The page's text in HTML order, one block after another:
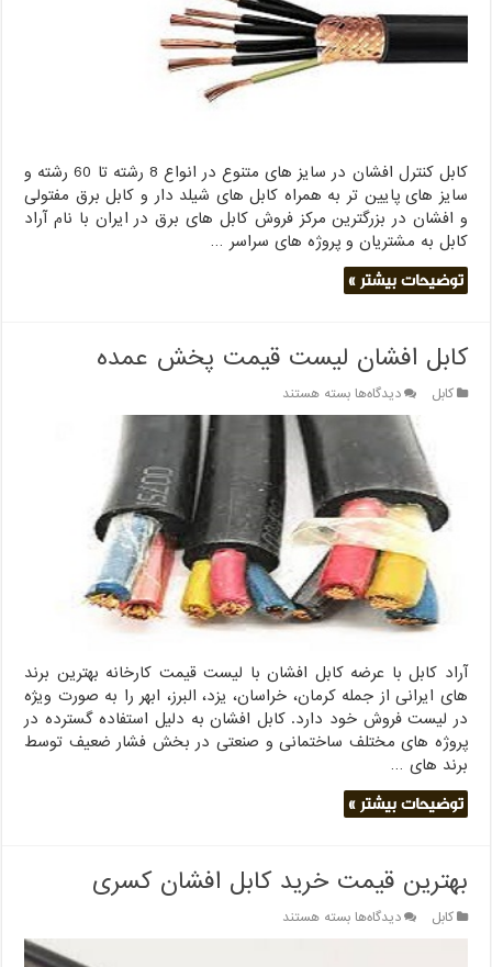
فاکتور
رسمی
کابل کنترل افشان در سایز های متنوع در انواع 8 رشته تا 60 رشته و
سایز های پایین تر به همراه کابل های شیلد دار و کابل برق مفتولی
و افشان در بزرگترین مرکز فروش کابل های برق در ایران با نام آراد
کابل به مشتریان و پروژه های سراسر …
توضیحات بیشتر »
کابل افشان لیست قیمت پخش عمده
کابل دیدگاه‌هابرای
کابل
افشان
قیمت
پخش
عمده
بسته هستند
آراد کابل با عرضه کابل افشان با لیست قیمت کارخانه بهترین برند
های ایرانی از جمله کرمان، خراسان، یزد، البرز، ابهر را به صورت ویژه
در لیست فروش خود دارد. کابل افشان به دلیل استفاده گسترده در
پروژه های مختلف ساختمانی و صنعتی در بخش فشار ضعیف توسط
برند های …
توضیحات بیشتر »
بهترین قیمت خرید کابل افشان کسری
کابل دیدگاه‌هابرای
بسته هستند